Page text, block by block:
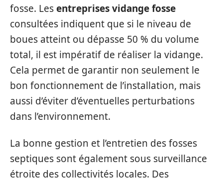
fosse. Lesentreprises vidange fosse
consultées indiquent que si le niveau de
boues atteint ou dépasse 50 % du volume
total, il est impératif de réaliser la vidange.
Cela permet de garantir non seulement le
bon fonctionnement de l’installation, mais
aussi d’éviter d’éventuelles perturbations
dans l’environnement.
La bonne gestion et l’entretien des fosses
septiques sont également sous surveillance
étroite des collectivités locales. Des